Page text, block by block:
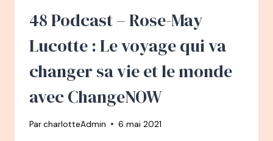
48 Podcast – Rose-May
Lucotte : Le voyage qui va
changer sa vie et le monde
avec ChangeNOW
ParcharlotteAdmin 6 mai 2021